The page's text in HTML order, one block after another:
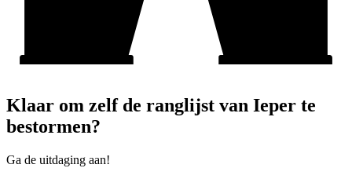
Klaar om zelf de ranglijst van Ieper te
bestormen?
Ga de uitdaging aan!